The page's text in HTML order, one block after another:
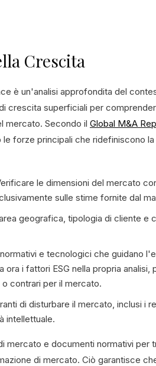
Crescita
è un'analisi approfondita del
crescita superficiali per
mercato. Secondo il Global M&A
forze principali che ridefiniscono
le dimensioni del mercato
sulle stime fornite dal
geografica, tipologia di cliente e
e tecnologici che guidano
i fattori ESG nella propria analisi,
contrari per il mercato.
di disturbare il mercato, inclusi i
intellettuale.
mercato e documenti normativi per
di mercato. Ciò garantisce